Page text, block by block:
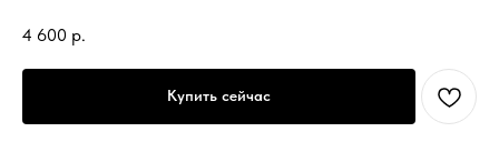
4 600 р.
Купить сейчас